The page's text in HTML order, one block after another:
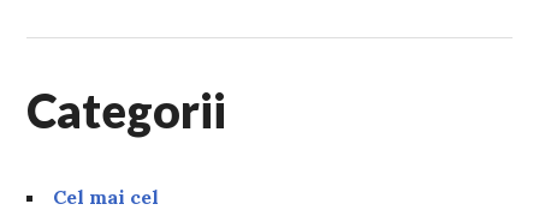
Categorii
Cel mai cel